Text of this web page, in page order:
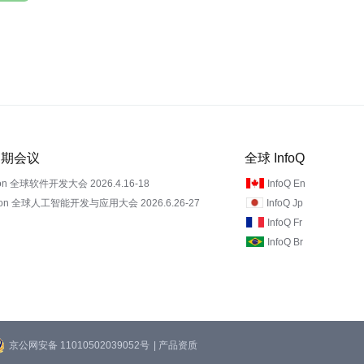
会议
全球软件开发大会 2026.4.16-18
全球人工智能开发与应用大会 2026.6.26-27
全球 InfoQ
InfoQ En
InfoQ Jp
InfoQ Fr
InfoQ Br
京公网安备 11010502039052号 | 产品资质